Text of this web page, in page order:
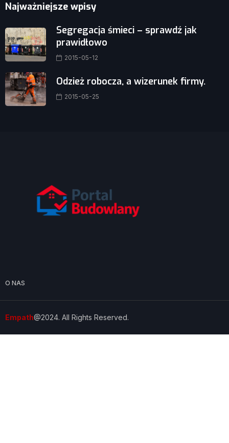
Najważniejsze wpisy
Segregacja śmieci – sprawdź jak
prawidłowo
2015-05-12
Odzież robocza, a wizerunek firmy.
2015-05-25
O NAS
Empath@2024. All Rights Reserved.